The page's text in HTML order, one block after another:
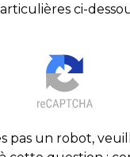
ci-
pas un robot,